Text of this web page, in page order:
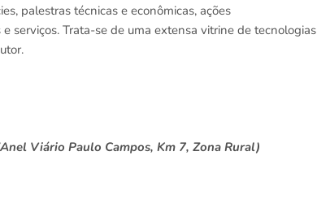
palestras técnicas e econômicas, ações
serviços. Trata-se de uma extensa vitrine de tecnologias
Viário Paulo Campos, Km 7, Zona Rural)